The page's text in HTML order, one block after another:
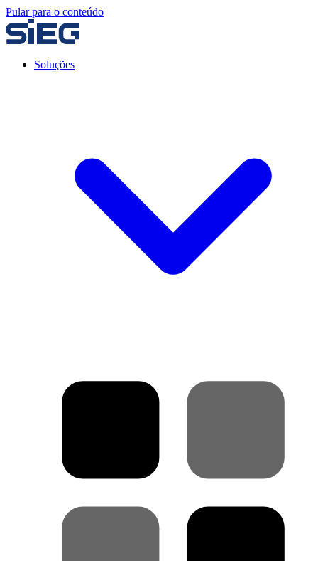
Pular para o conteúdo
Soluções